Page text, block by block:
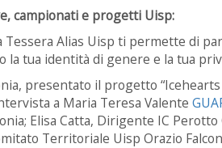
campionati e progetti Uisp:
Tessera Alias Uisp ti permette di
tua identità di genere e la tua
presentato il progetto
a Maria Teresa Valente
Elisa Catta, Dirigente IC
Territoriale Uisp Orazio